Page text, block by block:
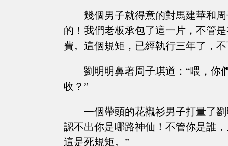
幾個男子就得意的對馬建華和
的！我們老板承包了這一片，不管
費。這個規矩，已經執行三年了，
劉明明鼻著周子琪道：“喂，你
收？”
一個帶頭的花襯衫男子打量了
認不出你是哪路神仙！不管你是誰
這是死規矩。”